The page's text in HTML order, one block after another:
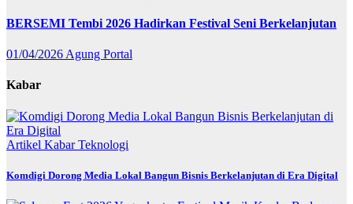
BERSEMI Tembi 2026 Hadirkan Festival Seni Berkelanjutan
01/04/2026 Agung Portal
Kabar
Artikel KabarTeknologi
Komdigi Dorong Media Lokal Bangun Bisnis Berkelanjutan di Era Digital